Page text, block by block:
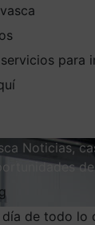
para
Noticias,
de todo lo